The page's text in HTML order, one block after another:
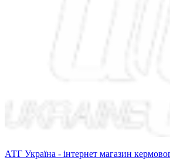
АТГ Україна - інтернет магазин